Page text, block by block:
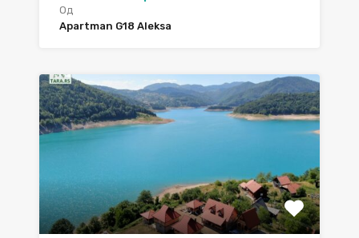
Од
Apartman G18 Aleksa